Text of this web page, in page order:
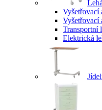
Vyšetřovací
Vyšetřovací
Transportní
Elektrická